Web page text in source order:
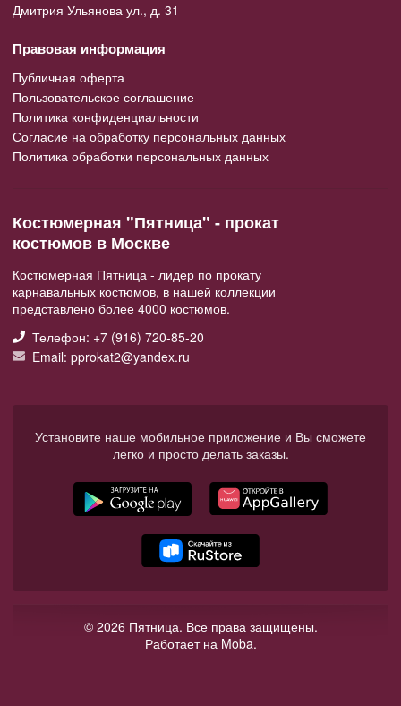
Дмитрия Ульянова ул., д. 31
Правовая информация
Публичная оферта
Пользовательское соглашение
Политика конфиденциальности
Согласие на обработку персональных данных
Политика обработки персональных данных
Костюмерная "Пятница" - прокат
костюмов в Москве
Костюмерная Пятница - лидер по прокату
карнавальных костюмов, в нашей коллекции
представлено более 4000 костюмов.
Телефон: +7 (916) 720-85-20
Email: pprokat2@yandex.ru
Установите наше мобильное приложение и Вы сможете
легко и просто делать заказы.
© 2026 Пятница. Все права защищены.
Работает на Moba.